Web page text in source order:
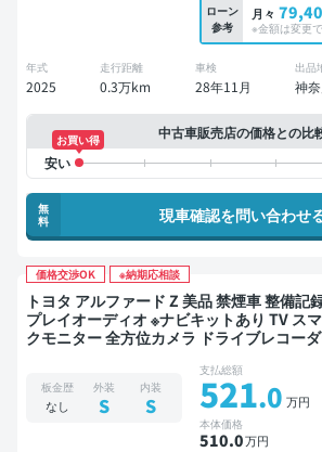
ローン
参考
月々
※金額は変更で
年式
2025
走行距離
0.3万km
車検
28年11月
出品
神
中古車販売店の価格との比
お買い得
無
料
現車確認を問い合わせ
価格交渉OK ※納期応相談
トヨタ アルファード Z 美品 禁煙車 整備記録簿あり ディス
プレイオーディオ ※ナビキットあり TV ス
クモニター 全方位カメラ ドライブレコー
板金歴
なし
外装
S
内装
S
支払総額
521.0 万円
本体価格
510.0万円